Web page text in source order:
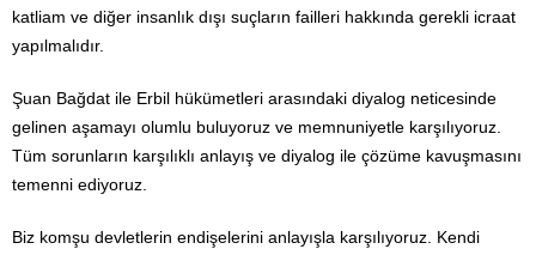
katliam ve diğer insanlık dışı suçların failleri hakkında gerekli icraat
yapılmalıdır.
Şuan Bağdat ile Erbil hükümetleri arasındaki diyalog neticesinde
gelinen aşamayı olumlu buluyoruz ve memnuniyetle karşılıyoruz.
Tüm sorunların karşılıklı anlayış ve diyalog ile çözüme kavuşmasını
temenni ediyoruz.
Biz komşu devletlerin endişelerini anlayışla karşılıyoruz. Kendi